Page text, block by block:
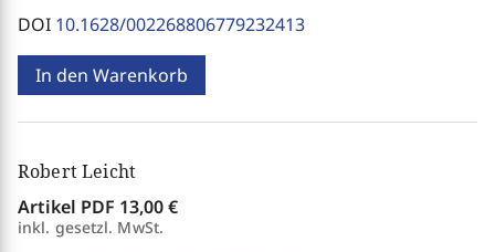
DOI 10.1628/002268806779232413
In den Warenkorb
Robert Leicht
Artikel PDF 13,00 €
inkl. gesetzl. MwSt.